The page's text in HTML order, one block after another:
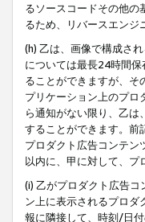
るソースコードその他の
るため、リバースエンジ
(h) 乙は、画像で構成さ
については最長24時間
ることができますが、そ
プリケーション上のプロ
ら通知がない限り、乙
することができます。前
プロダクト広告コンテン
以内に、甲に対して、プ
(i) 乙がプロダクト広告コ
ン上に表示されるプロダ
報に隣接して、時刻/日